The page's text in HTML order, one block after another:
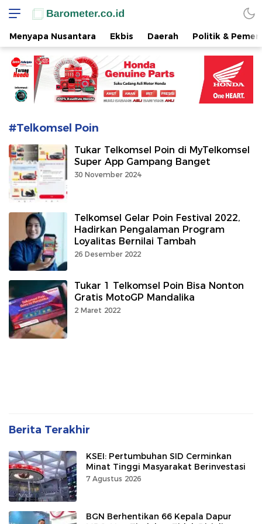
www.barometer.co.id
Berita Terkini di Sulawesi Utara
Menyapa Nusantara Ekbis Daerah Politik &
#Telkomsel Poin
Tukar Telkomsel Poin di MyTelkomsel
Super App Gampang Banget
30 November 2024
Telkomsel Gelar Poin Festival 2022,
Hadirkan Pengalaman Program
Loyalitas Bernilai Tambah
26 Desember 2022
Tukar 1 Telkomsel Poin Bisa Nonton
Gratis MotoGP Mandalika
2 Maret 2022
Berita Terakhir
KSEI: Pertumbuhan SID Cerminkan
Minat Tinggi Masyarakat Berinvestasi
7 Agustus 2026
BGN Berhentikan 66 Kepala Dapur